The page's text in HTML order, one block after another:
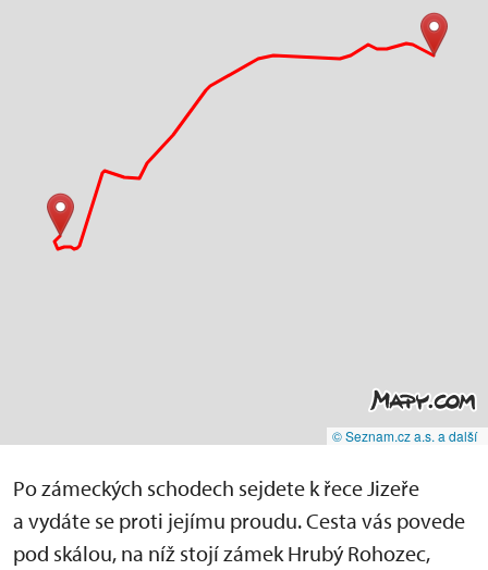
© Seznam.cz a.s. a další
Po zámeckých schodech sejdete k řece Jizeře
a vydáte se proti jejímu proudu. Cesta vás povede
pod skálou, na níž stojí zámek Hrubý Rohozec,